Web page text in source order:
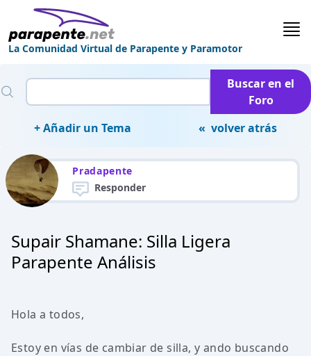
La Comunidad Virtual de Parapente y Paramotor
Buscar en el
Foro
+ Añadir un Tema
« volver atrás
Pradapente
Responder
Supair Shamane: Silla Ligera
Parapente Análisis
Hola a todos,
Estoy en vías de cambiar de silla, y ando buscando